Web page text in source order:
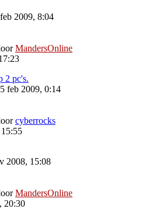
2009, 8:04
MandersOnline
2 pc's.
feb 2009, 0:14
cyberrocks
2008, 15:08
MandersOnline
20:30